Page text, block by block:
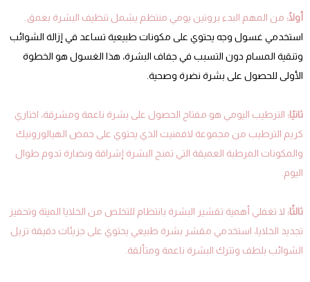
أولًا: من المهم البدء بروتين يومي منتظم يشمل تنظيف البشرة بعمق.
استخدمي غسول وجه يحتوي على مكونات طبيعية تساعد في إزالة الشوائب
وتنقية المسام دون التسبب في جفاف البشرة، هذا الغسول هو الخطوة
الأولى للحصول على بشرة نضرة وصحية.
ثانيًا: الترطيب اليومي هو مفتاح الحصول على بشرة ناعمة ومشرقة، اختاري
كريم الترطيب من مجموعة لافمنيت الذي يحتوي على حمض الهيالورونيك
والمكونات المرطبة العميقة التي تمنح البشرة إشراقة ونضارة تدوم طوال
اليوم.
ثالثًا: لا تغفلي أهمية تقشير البشرة بانتظام للتخلص من الخلايا الميتة وتحفيز
تجديد الخلايا، استخدمي مقشر بشرة طبيعي يحتوي على جزيئات دقيقة تزيل
الشوائب بلطف وتترك البشرة ناعمة ومتألقة.